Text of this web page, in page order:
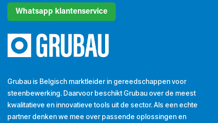
Whatsapp klantenservice
Grubau is Belgisch marktleider in gereedschappen voor
steenbewerking. Daarvoor beschikt Grubau over de meest
kwalitatieve en innovatieve tools uit de sector. Als een echte
partner denken we mee over passende oplossingen en